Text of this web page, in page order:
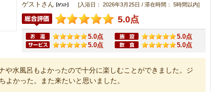
ゲストさん
[入浴日： 2026年3月25日 / 滞在時間： 5時間以内]
5.0点
5.0点
5.0点
5.0点
5.0点
や水風呂もよかったので十分に楽しむことができました。ジ
よかった。また来たいと思いました。